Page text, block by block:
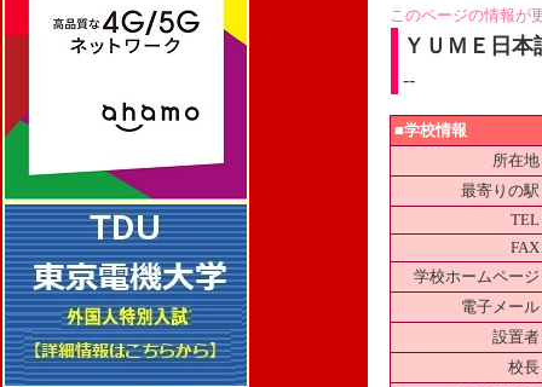
このページの情報が
ＹＵＭＥ日本
--
■学校情報
所在地
最寄りの駅
TEL
FAX
学校ホームページ
電子メール
設置者
校長